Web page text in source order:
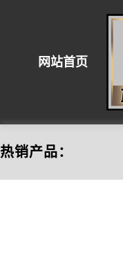
网站首页
压实机械设备
热销产品：